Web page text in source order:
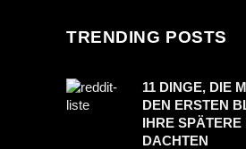
TRENDING POSTS
11 DINGE, DIE
DEN ERSTEN
IHRE SPÄTERE
DACHTEN